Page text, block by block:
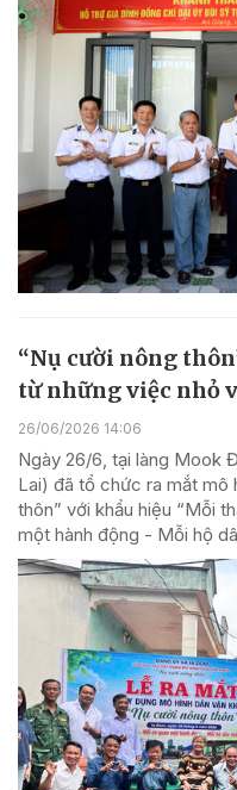
“Nụ cười nông
từ những việc nhỏ
26/06/2026 14:06
Ngày 26/6, tại làng Mook
Lai) đã tổ chức ra mắt mô
thôn” với khẩu hiệu “Mỗi
một hành động - Mỗi hộ